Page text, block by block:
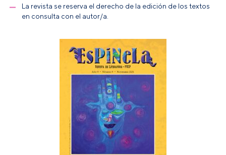
La revista se reserva el derecho de la edición de los textos
en consulta con el autor/a.